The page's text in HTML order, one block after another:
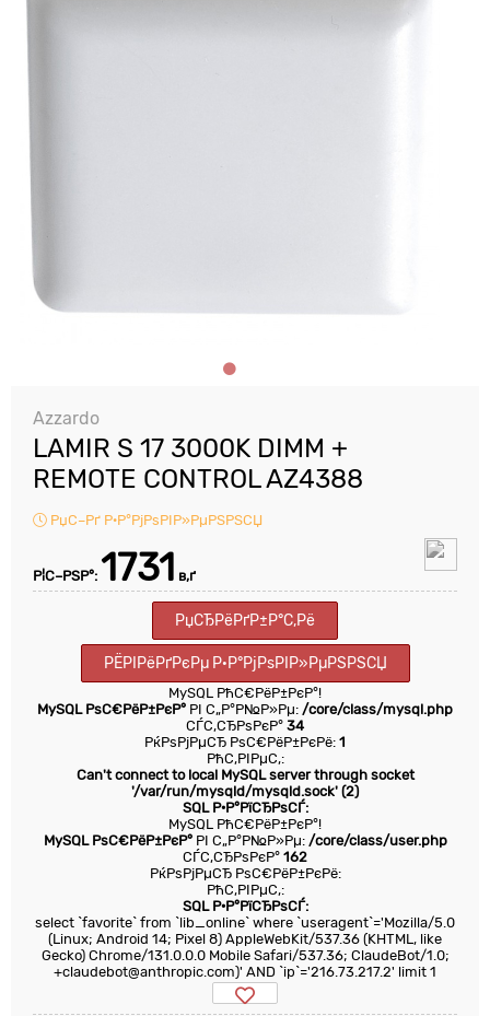
Azzardo
LAMIR S 17 3000K DIMM +
REMOTE CONTROL AZ4388
РџС–Рґ Р·Р°РјРѕРІР»РµРЅРЅСЏ
Р¦С–РЅР°: 1731 в‚ґ
РџСЂРёРґР±Р°С‚Рё
РЁРІРёРґРєРµ Р·Р°РјРѕРІР»РµРЅРЅСЏ
MySQL РћС€РёР±РєР°!
MySQL РѕС€РёР±РєР° РІ С„Р°Р№Р»Рµ: /core/class/mysql.php
СЃС‚СЂРѕРєР° 34
РќРѕРјРµСЂ РѕС€РёР±РєРё: 1
РћС‚РІРµС‚:
Can't connect to local MySQL server through socket
'/var/run/mysqld/mysqld.sock' (2)
SQL Р·Р°РїСЂРѕСЃ:
MySQL РћС€РёР±РєР°!
MySQL РѕС€РёР±РєР°РІ С„Р°Р№Р»Рµ: /core/class/user.php
СЃС‚СЂРѕРєР° 162
РќРѕРјРµСЂ РѕС€РёР±РєРё:
РћС‚РІРµС‚:
SQL Р·Р°РїСЂРѕСЃ:
select `favorite` from `lib_online` where `useragent`='Mozilla/5.0
(Linux; Android 14; Pixel 8) AppleWebKit/537.36 (KHTML, like
Gecko) Chrome/131.0.0.0 Mobile Safari/537.36; ClaudeBot/1.0;
+claudebot@anthropic.com)' AND `ip`='216.73.217.2' limit 1